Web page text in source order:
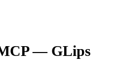
— GLips